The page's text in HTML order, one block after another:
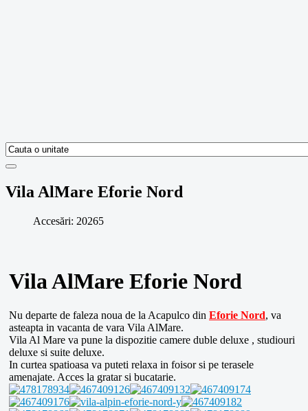
Vila AlMare Eforie Nord
Accesări: 20265
Vila AlMare Eforie Nord
Nu departe de faleza noua de la Acapulco din Eforie Nord, va
asteapta in vacanta de vara Vila AlMare.
Vila Al Mare va pune la dispozitie camere duble deluxe , studiouri
deluxe si suite deluxe.
In curtea spatioasa va puteti relaxa in foisor si pe terasele
amenajate. Acces la gratar si bucatarie.